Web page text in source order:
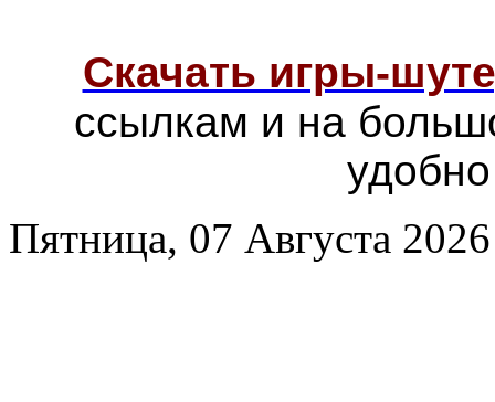
Скачать игры-
ссылкам и на
Пятница, 07 Августа 2026